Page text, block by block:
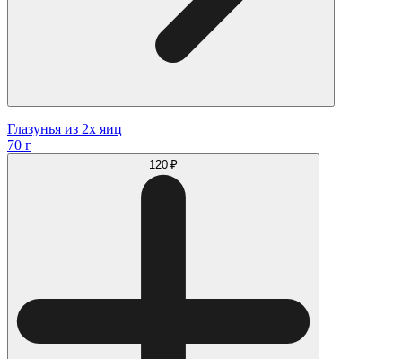
Глазунья из 2х яиц
70 г
120 ₽